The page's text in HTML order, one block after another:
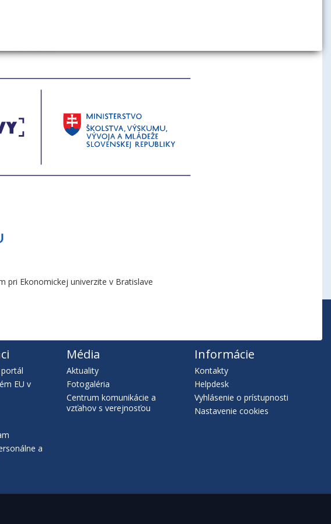
pri Ekonomickej univerzite v Bratislave
EU v
a
Média
Aktuality
Fotogaléria
Centrum komunikácie a
vzťahov s verejnosťou
Informácie
Kontakty
Helpdesk
Vyhlásenie o prístupnosti
Nastavenie cookies